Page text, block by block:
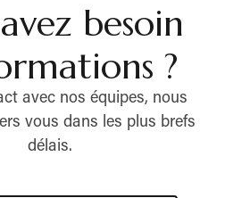
besoin
?
avec nos équipes, nous
vous dans les plus brefs
délais.